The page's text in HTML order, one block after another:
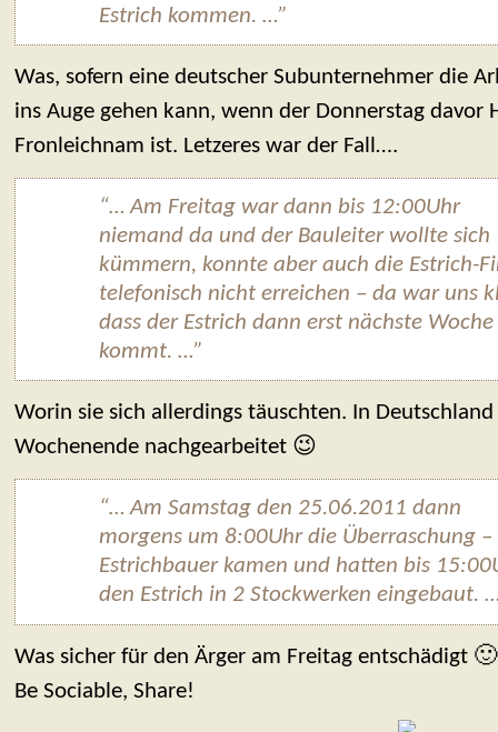
Estrich kommen. …”
Was, sofern eine deutscher Subunternehmer die
ins Auge gehen kann, wenn der Donnerstag davor
Fronleichnam ist. Letzeres war der Fall….
“… Am Freitag war dann bis 12:00Uhr
niemand da und der Bauleiter wollte sich
kümmern, konnte aber auch die Estrich-
telefonisch nicht erreichen – da war uns
dass der Estrich dann erst nächste Woche
kommt. …”
Worin sie sich allerdings täuschten. In
Wochenende nachgearbeitet 😉
“… Am Samstag den 25.06.2011 dann
morgens um 8:00Uhr die Überraschung –
Estrichbauer kamen und hatten bis
den Estrich in 2 Stockwerken eingebaut.
Was sicher für den Ärger am Freitag entschädigt 🙂
Be Sociable, Share!